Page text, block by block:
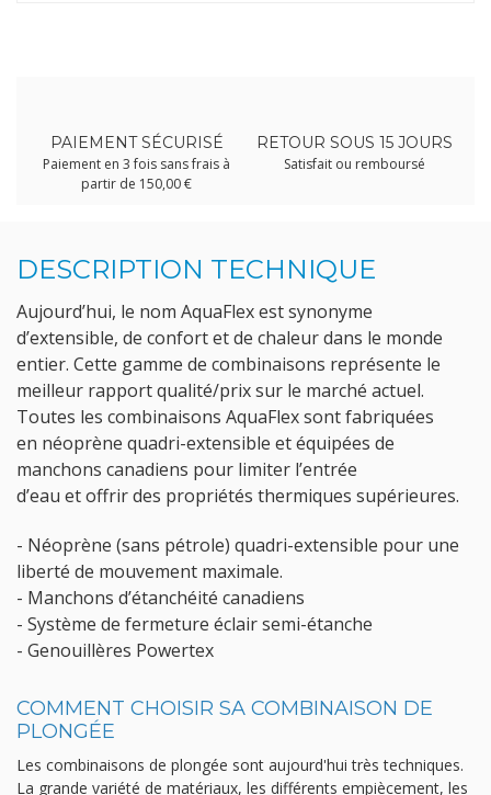
PAIEMENT SÉCURISÉ
Paiement en 3 fois sans frais à
partir de 150,00 €
RETOUR SOUS 15 JOURS
Satisfait ou remboursé
DESCRIPTION TECHNIQUE
Aujourd’hui, le nom AquaFlex est synonyme
d’extensible, de confort et de chaleur dans le monde
entier. Cette gamme de combinaisons représente le
meilleur rapport qualité/prix sur le marché actuel.
Toutes les combinaisons AquaFlex sont fabriquées
en néoprène quadri-extensible et équipées de
manchons canadiens pour limiter l’entrée
d’eau et offrir des propriétés thermiques supérieures.
- Néoprène (sans pétrole) quadri-extensible pour une
liberté de mouvement maximale.
- Manchons d’étanchéité canadiens
- Système de fermeture éclair semi-étanche
- Genouillères Powertex
COMMENT CHOISIR SA COMBINAISON DE
PLONGÉE
Les combinaisons de plongée sont aujourd'hui très techniques.
La grande variété de matériaux, les différents empiècement, les